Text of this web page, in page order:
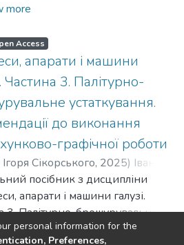
апарати і машини галузі.
Сукупність завдань, які
до виконання,
конкретизації та
набутих знань, умінь і
щодо розрахунку та
післядрукарського
Завдання ґрунтуються на
знань та навичок,
під час вивчення
матеріалу. Наявні роботи
рекомендаціями
кожної відповідають
дисципліни.
more
Access
апарати і машини
Частина 3. Палітурно-
устаткування.
до виконання
графічної роботи
Сікорського, 2025) Іванко,
;Зенкін, Микола
посібник з дисципліни
апарати і машини галузі.
3. Палітурно-брошурувальне
охоплює вимоги,
more
personal information for the
Preferences,